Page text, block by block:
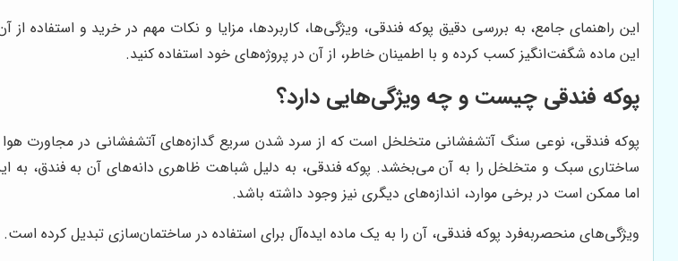
این راهنمای جامع، به بررسی دقیق پوکه فندقی، ویژگی‌ها، کاربردها، مزایا و نکات مهم در خرید و استفاده
این ماده شگفت‌انگیز کسب کرده و با اطمینان خاطر، از آن در پروژه‌های خود استفاده کنید.
پوکه فندقی چیست و چه ویژگی‌هایی دارد؟
پوکه فندقی، نوعی سنگ آتشفشانی متخلخل است که از سرد شدن سریع گدازه‌های آتشفشانی در مجاورت
اما ممکن است در برخی موارد، اندازه‌های دیگری نیز وجود داشته باشد.
ویژگی‌های منحصربه‌فرد پوکه فندقی، آن را به یک ماده ایده‌آل برای استفاده در ساختمان‌سازی تبدیل کرده است.